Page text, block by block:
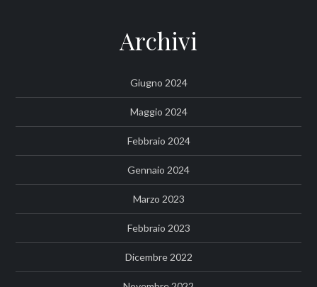
Archivi
Giugno 2024
Maggio 2024
Febbraio 2024
Gennaio 2024
Marzo 2023
Febbraio 2023
Dicembre 2022